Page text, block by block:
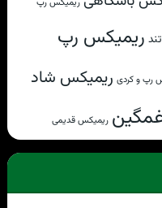
ریمیکس رپ
رپ و کردی ریمیکس شاد
ریمیکس قدیمی